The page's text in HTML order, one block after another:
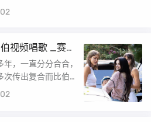
视频唱歌 _赛琳
，一直分分合合，
传出复合而比伯单
个，却从未公开承